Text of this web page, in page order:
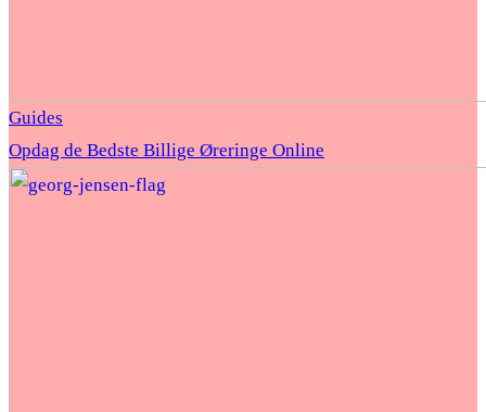
Guides
Opdag de Bedste Billige Øreringe Online